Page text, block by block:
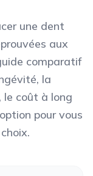
une dent
aux
comparatif
la
le coût à long
pour vous